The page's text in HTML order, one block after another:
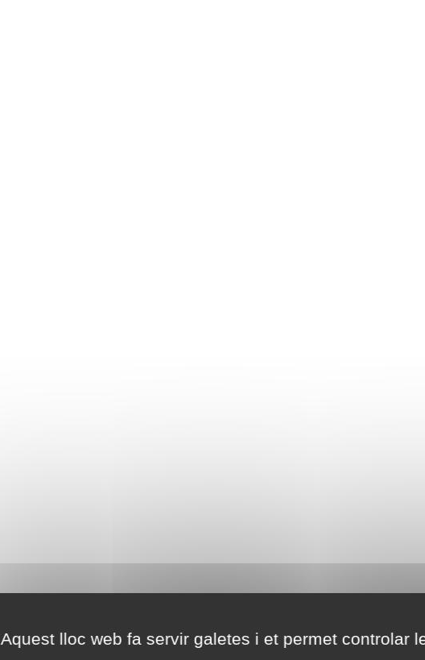
Aquest lloc web fa servir galetes i et permet controlar